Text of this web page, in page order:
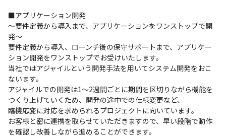
■アプリケーション開発
〜要件定義から導入まで、アプリケーションをワンストップで開
発〜
要件定義から導入、ローンチ後の保守サポートまで、アプリケー
ション開発をワンストップでお受けいたします。
当社ではアジャイルという開発手法を用いてシステム開発をおこ
ないます。
アジャイルでの開発は1〜2週間ごとに期間を区切りながら機能を
つくり上げていくため、開発の途中での仕様変更など、
臨機応変に対応を求められるプロジェクトに向いています。
お客様と密に連携を取らせていただきますので、早い段階で動作
を確認し改善しながら進めることができます。